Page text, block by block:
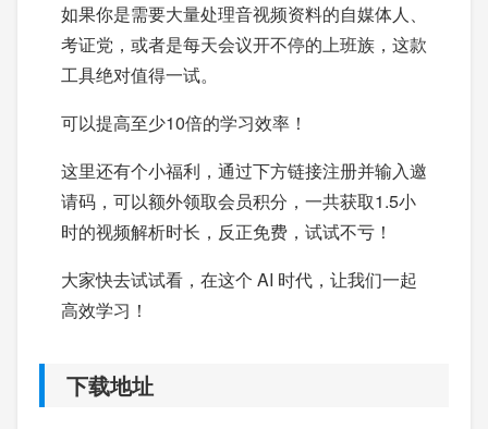
如果你是需要大量处理音视频资料的自媒体人、
考证党，或者是每天会议开不停的上班族，这款
工具绝对值得一试。
可以提高至少10倍的学习效率！
这里还有个小福利，通过下方链接注册并输入邀
请码，可以额外领取会员积分，一共获取1.5小
时的视频解析时长，反正免费，试试不亏！
大家快去试试看，在这个 AI 时代，让我们一起
高效学习！
下载地址